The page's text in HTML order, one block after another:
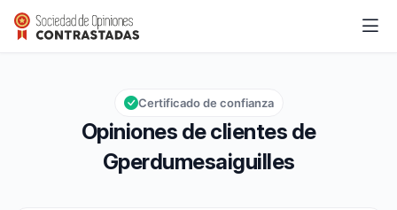
Gperdumesaiguilles
Calificación global: 9,5 de 10
9,5/10
Opiniones de clientes de
Gperdumesaiguilles
Certificado de confianza